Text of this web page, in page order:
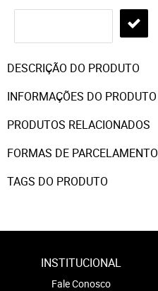
DESCRIÇÃO DO PRODUTO
INFORMAÇÕES DO PRODUTO
PRODUTOS RELACIONADOS
FORMAS DE PARCELAMENTO
TAGS DO PRODUTO
INSTITUCIONAL
Fale Conosco